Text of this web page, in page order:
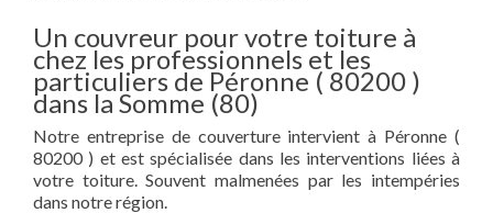
Un couvreur pour votre toiture à
chez les professionnels et les
particuliers de Péronne ( 80200 )
dans la Somme (80)
Notre entreprise de couverture intervient à Péronne (
80200 ) et est spécialisée dans les interventions liées à
votre toiture. Souvent malmenées par les intempéries
dans notre région.